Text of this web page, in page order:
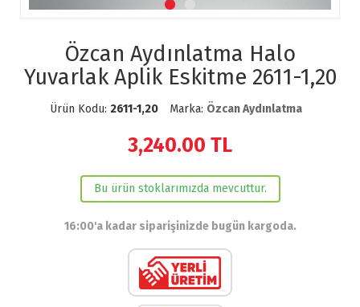
Özcan Aydınlatma Halo
Yuvarlak Aplik Eskitme 2611-1,20
Ürün Kodu: 2611-1,20 Marka: Özcan Aydınlatma
3,240.00 TL
Bu ürün stoklarımızda mevcuttur.
16:00'a kadar siparişinizde bugün kargoda.